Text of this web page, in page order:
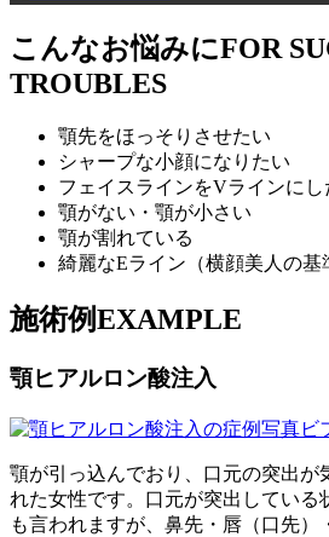
こんなお悩みにFOR
TROUBLES
顎先をほっそりさせたい
シャープな小顔になりたい
フェイスラインをVラインにし
顎がない・顎が小さい
顎が割れている
綺麗なEライン（横顔美人の基
施術例EXAMPLE
顎ヒアルロン酸注入
顎が引っ込んでおり、口元の突出が
れた女性です。口元が突出している
も言われますが、鼻先・唇（口先）